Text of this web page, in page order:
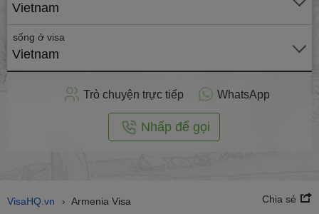
Vietnam
sống ở visa
Vietnam
Gửi
hồ
Trò chuyện trực tiếp WhatsApp
Nhấp để gọi
VisaHQ.vn › Armenia Visa Chia sẻ